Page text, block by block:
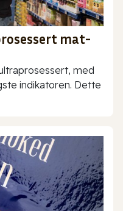
mat-
med
indikatoren. Dette